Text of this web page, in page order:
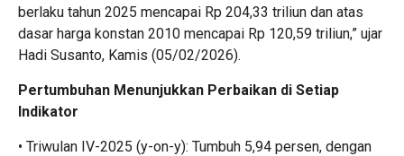
berlaku tahun 2025 mencapai Rp 204,33 triliun dan atas
dasar harga konstan 2010 mencapai Rp 120,59 triliun,” ujar
Hadi Susanto, Kamis (05/02/2026).
Pertumbuhan Menunjukkan Perbaikan di Setiap
Indikator
• Triwulan IV-2025 (y-on-y): Tumbuh 5,94 persen, dengan